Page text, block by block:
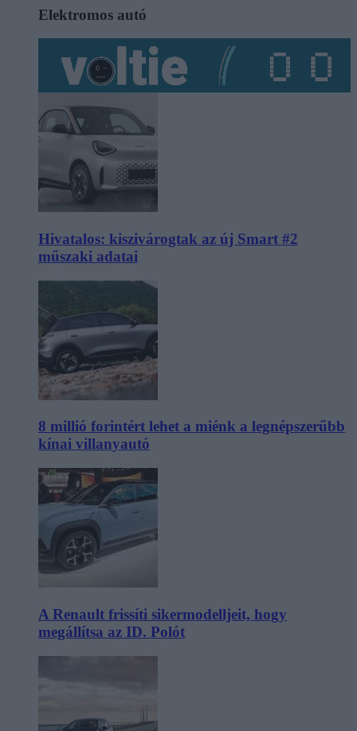
Elektromos autó
Hivatalos: kiszivárogtak az új Smart #2
műszaki adatai
8 millió forintért lehet a miénk a legnépszerűbb
kínai villanyautó
A Renault frissíti sikermodelljeit, hogy
megállítsa az ID. Polót